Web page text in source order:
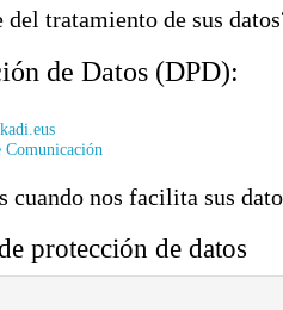
del tratamiento de sus
de Datos (DPD):
Comunicación
cuando nos facilita sus
protección de datos